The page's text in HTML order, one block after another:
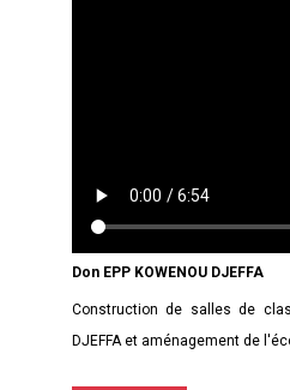
Don EPP KOWENOU DJEFFA
Construction de salles de
DJEFFA et aménagement de